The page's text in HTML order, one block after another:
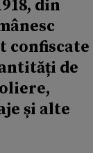
din
confiscate
de
și alte